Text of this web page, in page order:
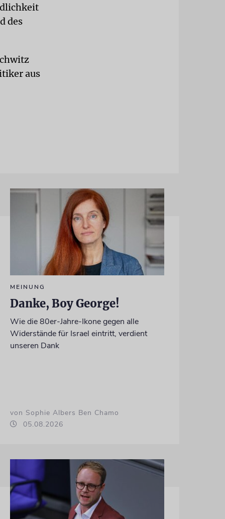
des
aus
MEINUNG
Danke, Boy George!
Wie die 80er-Jahre-Ikone gegen alle
Widerstände für Israel eintritt, verdient
unseren Dank
von Sophie Albers Ben Chamo
05.08.2026